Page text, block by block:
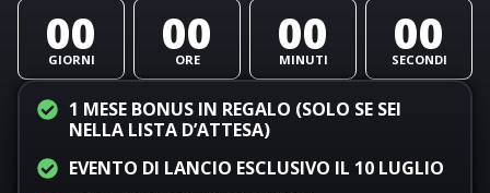
00
GIORNI 00
ORE 00
MINUTI 00
SECONDI
1 MESE BONUS IN REGALO (SOLO SE SEI
NELLA LISTA D’ATTESA)
EVENTO DI LANCIO ESCLUSIVO IL 10 LUGLIO